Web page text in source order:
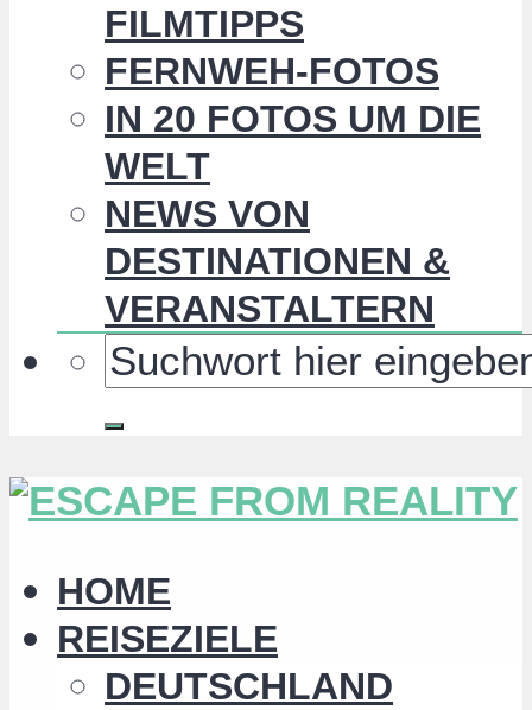
FILMTIPPS
FERNWEH-FOTOS
IN 20 FOTOS UM DIE
WELT
NEWS VON
DESTINATIONEN &
VERANSTALTERN
HOME
REISEZIELE
DEUTSCHLAND